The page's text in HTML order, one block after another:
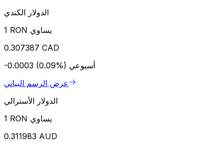
الدولار الكندي
1 RON يساوي
0.307387 CAD
-0.0003 (0.09%) أسبوعي
عرض الرسم البياني
الدولار الأسترالي
1 RON يساوي
0.311983 AUD